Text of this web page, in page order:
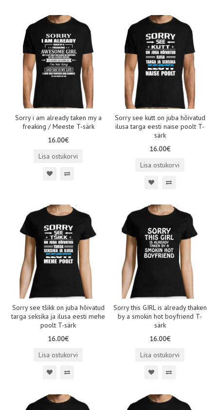
Sorry i am already taken my a
freaking / Meeste T-särk
16.00€
Lisa ostukorvi
Sorry see kutt on juba hõivatud
ilusa targa eesti naise poolt T-
särk
16.00€
Lisa ostukorvi
Sorry see tšikk on juba hõivatud
targa seksika ja ilusa eesti mehe
poolt T-särk
16.00€
Lisa ostukorvi
Sorry this GIRL is already thaken
by a smokin hot boyfriend T-
särk
16.00€
Lisa ostukorvi